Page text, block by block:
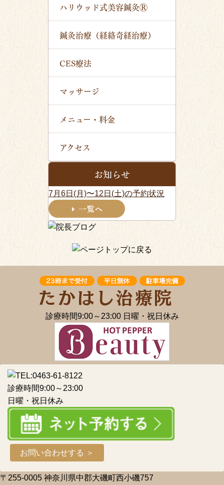
ハリウッド式美容鍼灸Ⓡ
鍼灸治療（経絡奇経治療）
CES療法
マッサージ
メニュー・料金
アクセス
お知らせ
7月6日(月)〜12日(土)の予約状況
診療時間9:00～23:00 日曜・祝日休み
診療時間9:00～23:00
日曜・祝日休み
お問い合わせする ＞
〒255-0005 神奈川県中郡大磯町西小磯757